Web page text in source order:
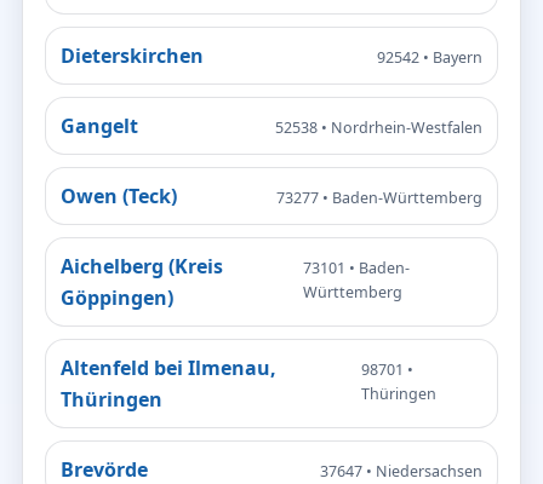
Dieterskirchen 92542 • Bayern
Gangelt 52538 • Nordrhein-Westfalen
Owen (Teck) 73277 • Baden-Württemberg
Aichelberg (Kreis
Göppingen)
73101 • Baden-
Württemberg
Altenfeld bei Ilmenau,
Thüringen
98701 •
Thüringen
Brevörde 37647 • Niedersachsen